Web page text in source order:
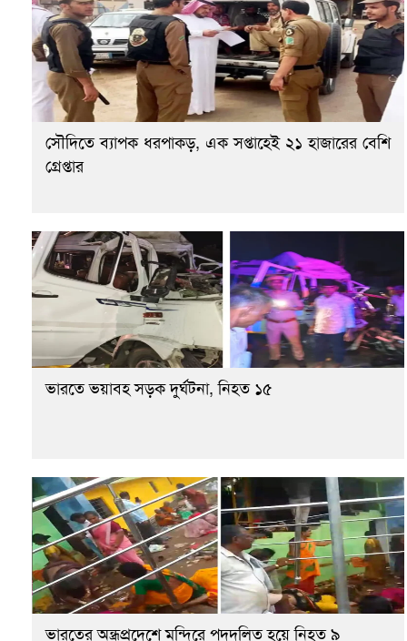
সৌদিতে ব্যাপক ধরপাকড়, এক সপ্তাহেই ২১ হাজারের বেশি
গ্রেপ্তার
ভারতে ভয়াবহ সড়ক দুর্ঘটনা, নিহত ১৫
ভারতের অন্ধ্রপ্রদেশে মন্দিরে পদদলিত হয়ে নিহত ৯